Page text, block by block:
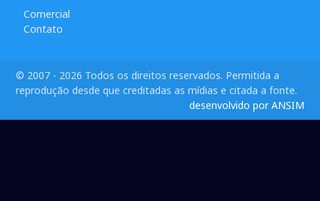
Comercial
Contato
© 2007 - 2026 Todos os direitos reservados. Permitida a
reprodução desde que creditadas as mídias e citada a fonte.
desenvolvido por ANSIM